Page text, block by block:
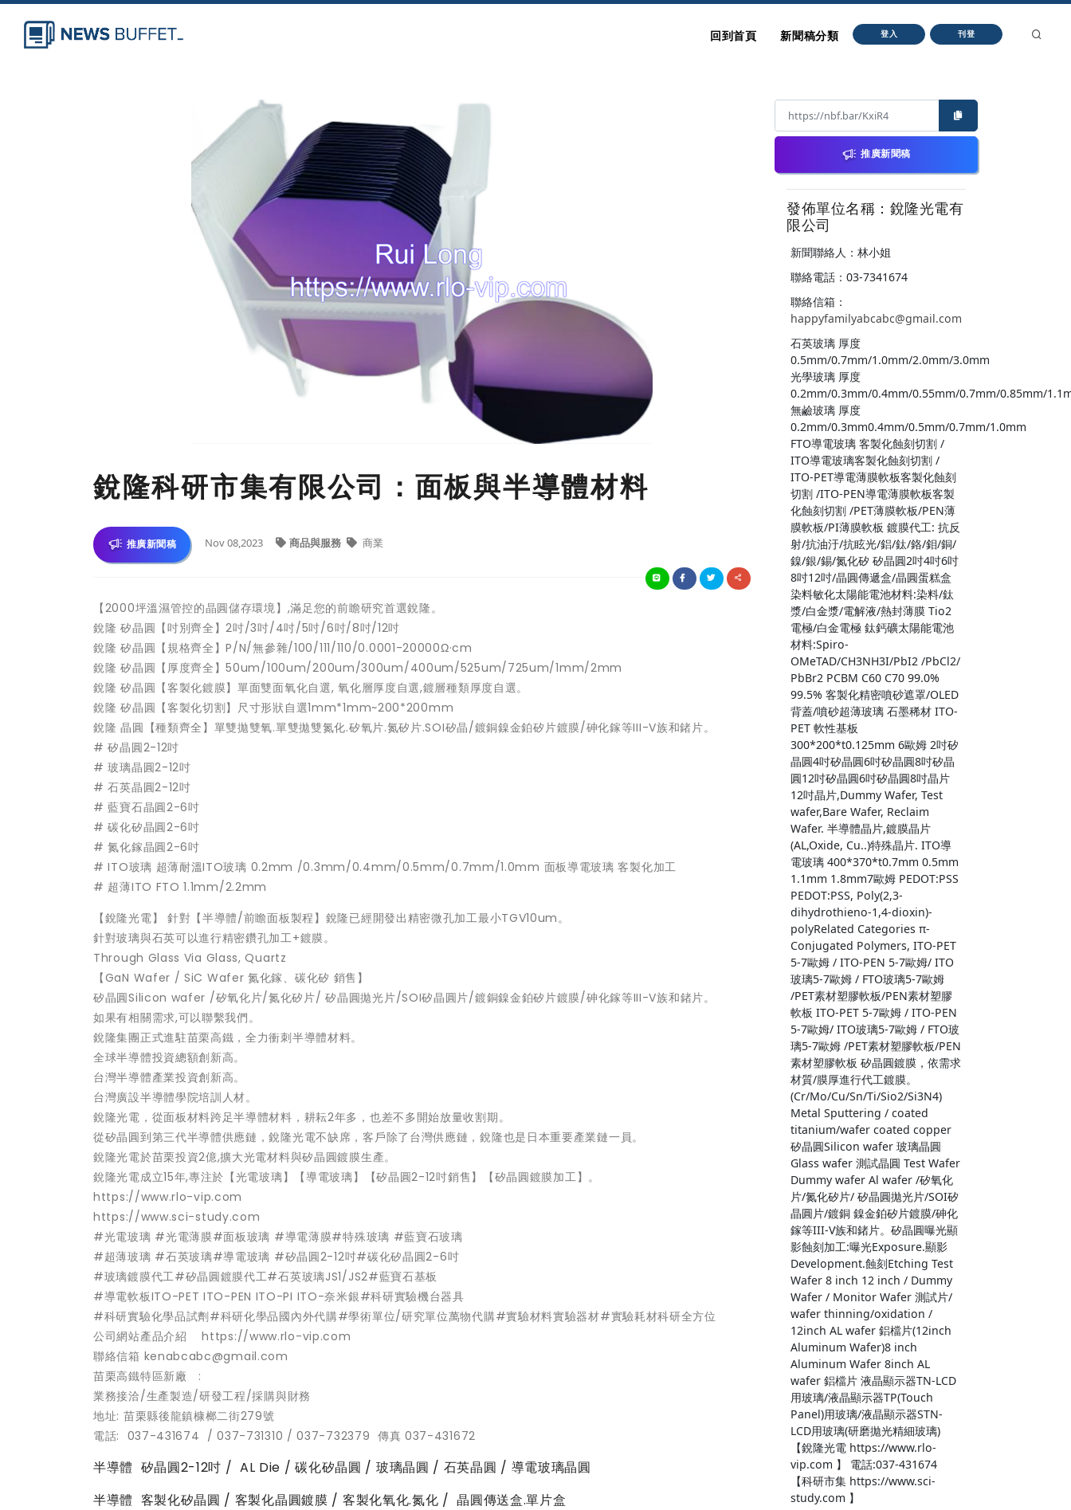
回到首頁 新聞稿分類 登入 刊登
銳隆科研市集有限公司：面板與半導體材料
推廣新聞稿 Nov 08,2023 商品與服務 商業
【2000坪溫濕管控的晶圓儲存環境】,滿足您的前瞻研究首選銳隆。
銳隆 矽晶圓【吋別齊全】2吋/3吋/4吋/5吋/6吋/8吋/12吋
銳隆 矽晶圓【規格齊全】P/N/無參雜/100/111/110/0.0001-20000Ω·cm
銳隆 矽晶圓【厚度齊全】50um/100um/200um/300um/400um/525um/725um/1mm/2mm
銳隆 矽晶圓【客製化鍍膜】單面雙面氧化自選, 氧化層厚度自選,鍍層種類厚度自選。
銳隆 矽晶圓【客製化切割】尺寸形狀自選1mm*1mm~200*200mm
銳隆 晶圓【種類齊全】單雙拋雙氧.單雙拋雙氮化.矽氧片.氮矽片.SOI矽晶/鍍銅鎳金鉑矽片鍍膜/砷化鎵等III-V族和鍺片。
# 矽晶圓2-12吋
# 玻璃晶圓2-12吋
# 石英晶圓2-12吋
# 藍寶石晶圓2-6吋
# 碳化矽晶圓2-6吋
# 氮化鎵晶圓2-6吋
# ITO玻璃 超薄耐溫ITO玻璃 0.2mm /0.3mm/0.4mm/0.5mm/0.7mm/1.0mm 面板導電玻璃 客製化加工
# 超薄ITO FTO 1.1mm/2.2mm
【銳隆光電】 針對【半導體/前瞻面板製程】銳隆已經開發出精密微孔加工最小TGV10um。
針對玻璃與石英可以進行精密鑽孔加工+鍍膜。
Through Glass Via Glass, Quartz
【GaN Wafer / SiC Wafer 氮化鎵、碳化矽 銷售】
矽晶圓Silicon wafer /矽氧化片/氮化矽片/ 矽晶圓拋光片/SOI矽晶圓片/鍍銅鎳金鉑矽片鍍膜/砷化鎵等III-V族和鍺片。
如果有相關需求,可以聯繫我們。
銳隆集團正式進駐苗栗高鐵，全力衝刺半導體材料。
全球半導體投資總額創新高。
台灣半導體產業投資創新高。
台灣廣設半導體學院培訓人材。
銳隆光電，從面板材料跨足半導體材料，耕耘2年多，也差不多開始放量收割期。
從矽晶圓到第三代半導體供應鏈，銳隆光電不缺席，客戶除了台灣供應鏈，銳隆也是日本重要產業鏈一員。
銳隆光電於苗栗投資2億,擴大光電材料與矽晶圓鍍膜生產。
銳隆光電成立15年,專注於【光電玻璃】【導電玻璃】【矽晶圓2-12吋銷售】【矽晶圓鍍膜加工】。
https://www.rlo-vip.com
https://www.sci-study.com
#光電玻璃 #光電薄膜#面板玻璃 #導電薄膜#特殊玻璃 #藍寶石玻璃
#超薄玻璃 #石英玻璃#導電玻璃 #矽晶圓2-12吋#碳化矽晶圓2-6吋
#玻璃鍍膜代工#矽晶圓鍍膜代工#石英玻璃JS1/JS2#藍寶石基板
#導電軟板ITO-PET ITO-PEN ITO-PI ITO-奈米銀#科研實驗機台器具
#科研實驗化學品試劑#科研化學品國內外代購#學術單位/研究單位萬物代購#實驗材料實驗器材#實驗耗材科研全方位
公司網站產品介紹 https://www.rlo-vip.com
聯絡信箱 kenabcabc@gmail.com
苗栗高鐵特區新廠 :
業務接洽/生產製造/研發工程/採購與財務
地址: 苗栗縣後龍鎮槺榔二街279號
電話: 037-431674 / 037-731310 / 037-732379 傳真 037-431672
半導體 矽晶圓2-12吋 / AL Die / 碳化矽晶圓 / 玻璃晶圓 / 石英晶圓 / 導電玻璃晶圓
半導體 客製化矽晶圓 / 客製化晶圓鍍膜 / 客製化氧化.氮化 / 晶圓傳送盒.單片盒
推廣新聞稿
發佈單位名稱：銳隆光電有
限公司
新聞聯絡人：林小姐
聯絡電話：03-7341674
聯絡信箱：
happyfamilyabcabc@gmail.com
石英玻璃 厚度
0.5mm/0.7mm/1.0mm/2.0mm/3.0mm
光學玻璃 厚度
0.2mm/0.3mm/0.4mm/0.55mm/0.7mm/0.85mm/
無鹼玻璃 厚度
0.2mm/0.3mm0.4mm/0.5mm/0.7mm/1.0mm
FTO導電玻璃 客製化蝕刻切割 /
ITO導電玻璃客製化蝕刻切割 /
ITO-PET導電薄膜軟板客製化蝕刻
切割 /ITO-PEN導電薄膜軟板客製
化蝕刻切割 /PET薄膜軟板/PEN薄
膜軟板/PI薄膜軟板 鍍膜代工: 抗反
射/抗油汙/抗眩光/鋁/鈦/鉻/鉬/銅/
鎳/銀/錫/氮化矽 矽晶圓2吋4吋6吋
8吋12吋/晶圓傳遞盒/晶圓蛋糕盒
染料敏化太陽能電池材料:染料/鈦
漿/白金漿/電解液/熱封薄膜 Tio2
電極/白金電極 鈦鈣礦太陽能電池
材料:Spiro-
OMeTAD/CH3NH3I/PbI2 /PbCl2/
PbBr2 PCBM C60 C70 99.0%
99.5% 客製化精密噴砂遮罩/OLED
背蓋/噴砂超薄玻璃 石墨稀材 ITO-
PET 軟性基板
300*200*t0.125mm 6歐姆 2吋矽
晶圓4吋矽晶圓6吋矽晶圓8吋矽晶
圓12吋矽晶圓6吋矽晶圓8吋晶片
12吋晶片,Dummy Wafer, Test
wafer,Bare Wafer, Reclaim
Wafer. 半導體晶片,鍍膜晶片
(AL,Oxide, Cu..)特殊晶片. ITO導
電玻璃 400*370*t0.7mm 0.5mm
1.1mm 1.8mm7歐姆 PEDOT:PSS
PEDOT:PSS, Poly(2,3-
dihydrothieno-1,4-dioxin)-
polyRelated Categories π-
Conjugated Polymers, ITO-PET
5-7歐姆 / ITO-PEN 5-7歐姆/ ITO
玻璃5-7歐姆 / FTO玻璃5-7歐姆
/PET素材塑膠軟板/PEN素材塑膠
軟板 ITO-PET 5-7歐姆 / ITO-PEN
5-7歐姆/ ITO玻璃5-7歐姆 / FTO玻
璃5-7歐姆 /PET素材塑膠軟板/PEN
素材塑膠軟板 矽晶圓鍍膜，依需求
材質/膜厚進行代工鍍膜。
(Cr/Mo/Cu/Sn/Ti/Sio2/Si3N4)
Metal Sputtering / coated
titanium/wafer coated copper
矽晶圓Silicon wafer 玻璃晶圓
Glass wafer 測試晶圓 Test Wafer
Dummy wafer Al wafer /矽氧化
片/氮化矽片/ 矽晶圓拋光片/SOI矽
晶圓片/鍍銅 鎳金鉑矽片鍍膜/砷化
鎵等III-V族和鍺片。矽晶圓曝光顯
影蝕刻加工:曝光Exposure.顯影
Development.蝕刻Etching Test
Wafer 8 inch 12 inch / Dummy
Wafer / Monitor Wafer 測試片/
wafer thinning/oxidation /
12inch AL wafer 鋁檔片(12inch
Aluminum Wafer)8 inch
Aluminum Wafer 8inch AL
wafer 鋁檔片 液晶顯示器TN-LCD
用玻璃/液晶顯示器TP(Touch
Panel)用玻璃/液晶顯示器STN-
LCD用玻璃(研磨拋光精細玻璃)
【銳隆光電 https://www.rlo-
vip.com 】 電話:037-431674
【科研市集 https://www.sci-
study.com 】